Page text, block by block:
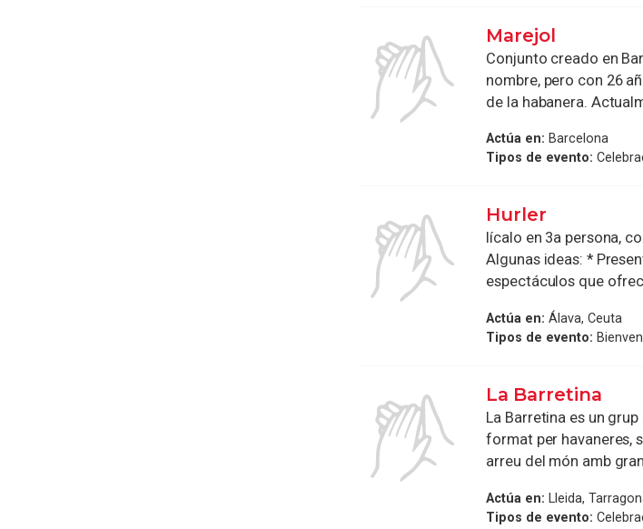
Marejol
Conjunto creado en
nombre, pero con 26
de la habanera.
Actúa en: Barcelona
Tipos de evento:
Hurler
lícalo en 3a persona,
Algunas ideas: *
espectáculos que
Actúa en: Álava, Ceuta
Tipos de evento:
La Barretina
La Barretina es un
format per havaneres,
arreu del món amb
Actúa en: Lleida,
Tipos de evento: